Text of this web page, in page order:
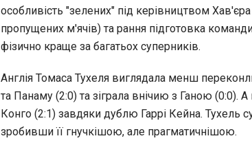
особливість "зелених" під керівництвом
пропущених м'ячів) та рання підготовка
фізично краще за багатьох суперників.
Англія Томаса Тухеля виглядала менш
та Панаму (2:0) та зіграла внічию з Ганою (0:0).
Конго (2:1) завдяки дублю Гаррі Кейна. Тухель
зробивши її гнучкішою, але прагматичнішою.